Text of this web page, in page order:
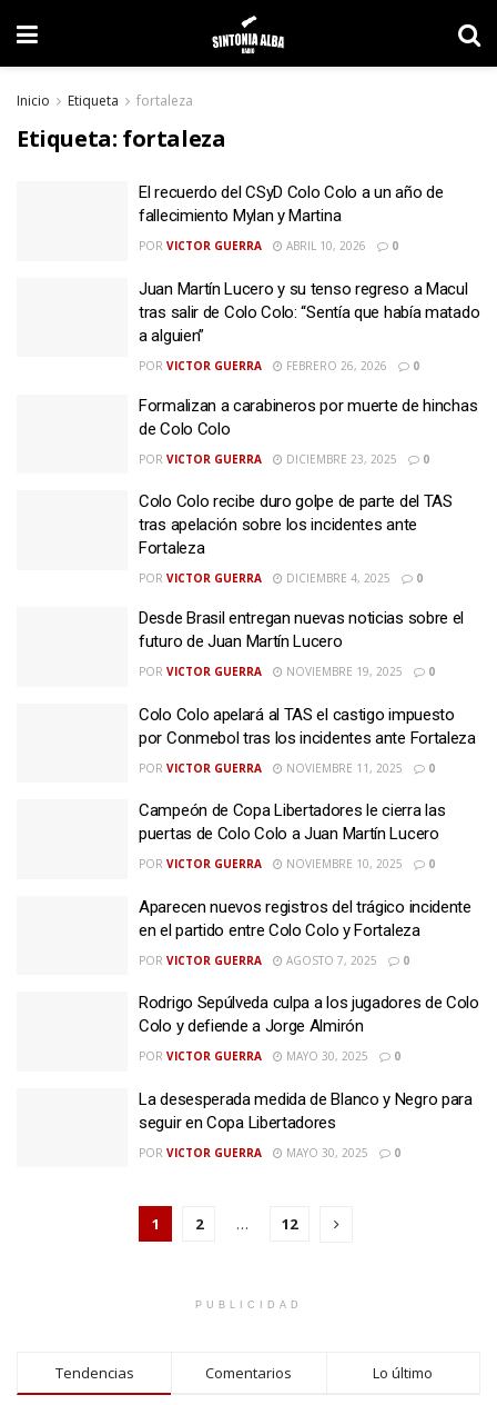
Inicio Etiqueta fortaleza
Etiqueta: fortaleza
El recuerdo del CSyD Colo Colo a un año de
fallecimiento Mylan y Martina
POR VICTOR GUERRA ABRIL 10, 2026 0
Juan Martín Lucero y su tenso regreso a Macul
tras salir de Colo Colo: “Sentía que había matado
a alguien”
POR VICTOR GUERRA FEBRERO 26, 2026 0
Formalizan a carabineros por muerte de hinchas
de Colo Colo
POR VICTOR GUERRA DICIEMBRE 23, 2025 0
Colo Colo recibe duro golpe de parte del TAS
tras apelación sobre los incidentes ante
Fortaleza
POR VICTOR GUERRA DICIEMBRE 4, 2025 0
Desde Brasil entregan nuevas noticias sobre el
futuro de Juan Martín Lucero
POR VICTOR GUERRA NOVIEMBRE 19, 2025 0
Colo Colo apelará al TAS el castigo impuesto
por Conmebol tras los incidentes ante Fortaleza
POR VICTOR GUERRA NOVIEMBRE 11, 2025 0
Campeón de Copa Libertadores le cierra las
puertas de Colo Colo a Juan Martín Lucero
POR VICTOR GUERRA NOVIEMBRE 10, 2025 0
Aparecen nuevos registros del trágico incidente
en el partido entre Colo Colo y Fortaleza
POR VICTOR GUERRA AGOSTO 7, 2025 0
Rodrigo Sepúlveda culpa a los jugadores de Colo
Colo y defiende a Jorge Almirón
POR VICTOR GUERRA MAYO 30, 2025 0
La desesperada medida de Blanco y Negro para
seguir en Copa Libertadores
POR VICTOR GUERRA MAYO 30, 2025 0
1 2 … 12
PUBLICIDAD
Tendencias Comentarios Lo último